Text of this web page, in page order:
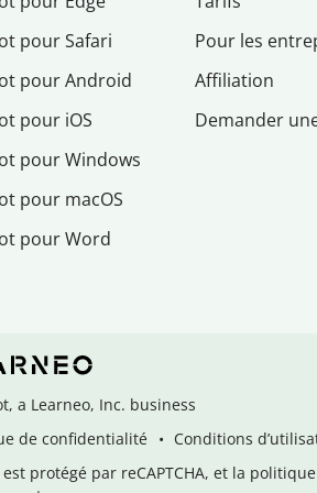
pour Safari
pour Android
pour iOS
pour Windows
pour macOS
pour Word
Pour les
Affiliation
Demander
a Learneo, Inc. business
de confidentialité
Conditions
est protégé par reCAPTCHA, et la